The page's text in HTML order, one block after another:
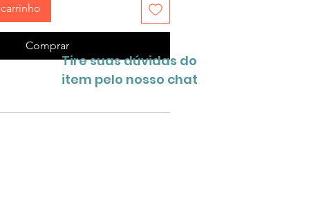
Comprar
Tire suas dúvidas do
item pelo nosso chat